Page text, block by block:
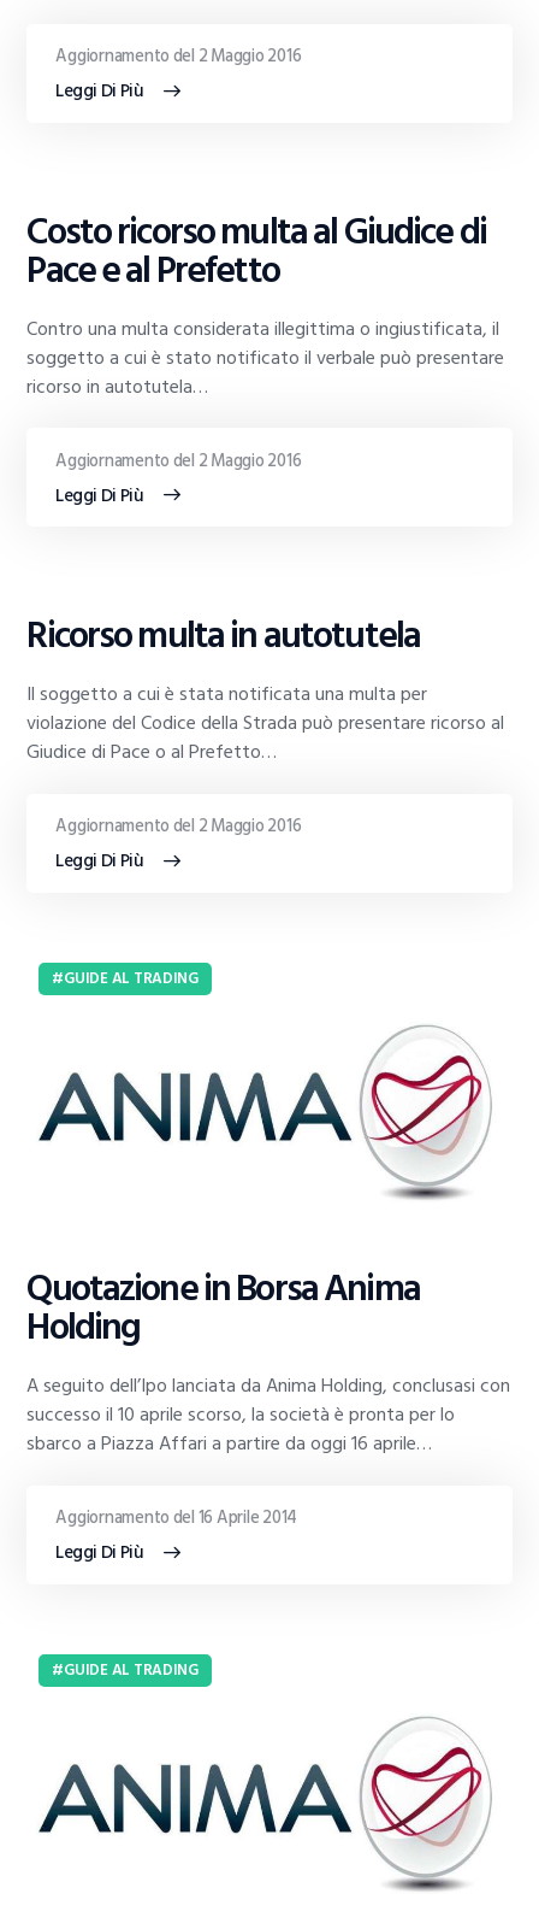
Leggi Di Più
Aggiornamento del 2 Maggio 2016
AL
TRADING
Costo ricorso multa al Giudice di
Pace e al Prefetto
Contro una multa considerata illegittima o ingiustificata, il
soggetto a cui è stato notificato il verbale può presentare
ricorso in autotutela…
Leggi Di Più
Aggiornamento del 2 Maggio 2016
AL
TRADING
Ricorso multa in autotutela
Il soggetto a cui è stata notificata una multa per
violazione del Codice della Strada può presentare ricorso al
Giudice di Pace o al Prefetto…
Leggi Di Più
Aggiornamento del 2 Maggio 2016
GUIDE AL TRADING
Quotazione in Borsa Anima
Holding
A seguito dell’Ipo lanciata da Anima Holding, conclusasi con
successo il 10 aprile scorso, la società è pronta per lo
sbarco a Piazza Affari a partire da oggi 16 aprile…
Leggi Di Più
Aggiornamento del 16 Aprile 2014
GUIDE AL TRADING